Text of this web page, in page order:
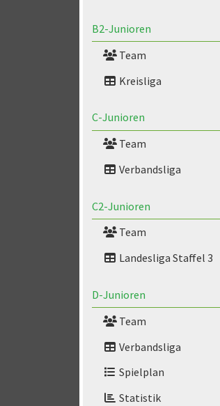
B2-Junioren
Team
Kreisliga
C-Junioren
Team
Verbandsliga
C2-Junioren
Team
Landesliga Staffel 3
D-Junioren
Team
Verbandsliga
Spielplan
Statistik